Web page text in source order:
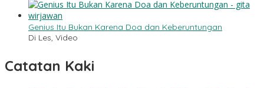
Genius Itu Bukan Karena Doa dan Keberuntungan
Di Les, Video
Catatan Kaki